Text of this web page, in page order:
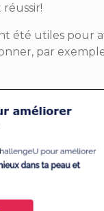
été utiles pour
par